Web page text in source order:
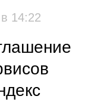
в 14:22